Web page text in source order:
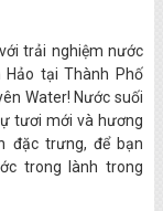
trải nghiệm nước
Hảo tại Thành Phố
Water! Nước suối
tươi mới và hương
đặc trưng, để bạn
trong lành trong